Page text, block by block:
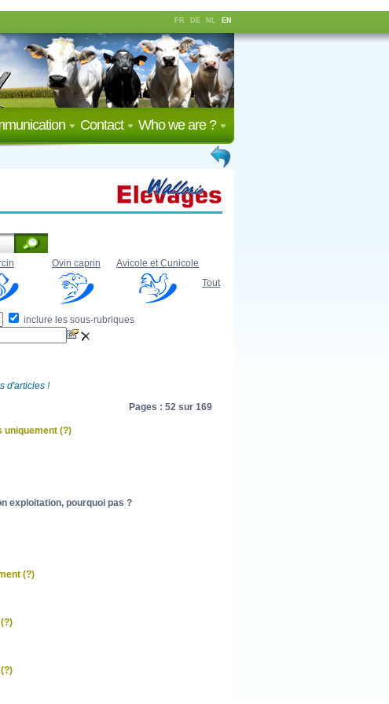
FR DE NL EN
Who we are ?
Contact
Ovin caprin
Avicole et Cunicole
Tout
inclure les sous-rubriques
d'articles !
Pages : 52 sur 169
uniquement (?)
exploitation, pourquoi pas ?
(?)
(?)
(?)